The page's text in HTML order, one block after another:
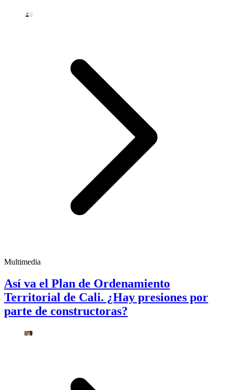
Multimedia
Así va el Plan de Ordenamiento
Territorial de Cali. ¿Hay presiones por
parte de constructoras?